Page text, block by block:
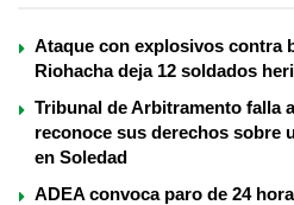
Ataque con explosivos contra
Riohacha deja 12 soldados
Tribunal de Arbitramento falla
reconoce sus derechos sobre
en Soledad
ADEA convoca paro de 24